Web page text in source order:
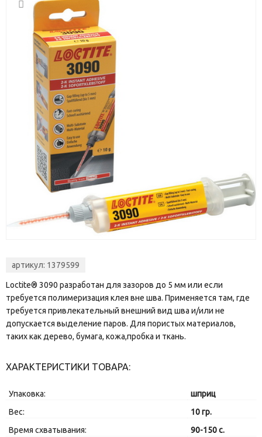
артикул: 1379599
Loctite® 3090 разработан для зазоров до 5 мм или если
требуется полимеризация клея вне шва. Применяется там, где
требуется привлекательный внешний вид шва и/или не
допускается выделение паров. Для пористых материалов,
таких как дерево, бумага, кожа,пробка и ткань.
ХАРАКТЕРИСТИКИ ТОВАРА:
Упаковка:
шприц
Вес:
10 гр.
Время схватывания:
90-150 с.